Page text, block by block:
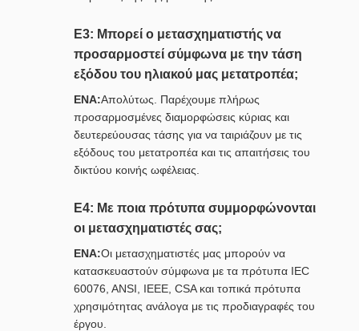
Ε3: Μπορεί ο μετασχηματιστής να
προσαρμοστεί σύμφωνα με την τάση
εξόδου του ηλιακού μας μετατροπέα;
ΕΝΑ:Απολύτως. Παρέχουμε πλήρως
προσαρμοσμένες διαμορφώσεις κύριας και
δευτερεύουσας τάσης για να ταιριάζουν με τις
εξόδους του μετατροπέα και τις απαιτήσεις του
δικτύου κοινής ωφέλειας.
Ε4: Με ποια πρότυπα συμμορφώνονται
οι μετασχηματιστές σας;
ΕΝΑ:Οι μετασχηματιστές μας μπορούν να
κατασκευαστούν σύμφωνα με τα πρότυπα IEC
60076, ANSI, IEEE, CSA και τοπικά πρότυπα
χρησιμότητας ανάλογα με τις προδιαγραφές του
έργου.